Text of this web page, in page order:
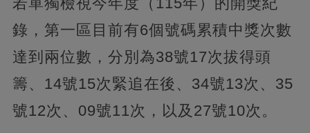
錄，第一區目前有6個號碼累積中獎次數
達到兩位數，分別為38號17次拔得頭
籌、14號15次緊追在後、34號13次、35
號12次、09號11次，以及27號10次。